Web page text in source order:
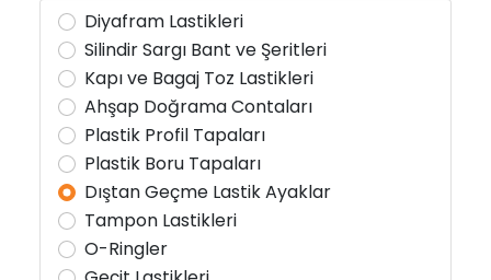
Diyafram Lastikleri
Silindir Sargı Bant ve Şeritleri
Kapı ve Bagaj Toz Lastikleri
Ahşap Doğrama Contaları
Plastik Profil Tapaları
Plastik Boru Tapaları
Dıştan Geçme Lastik Ayaklar
Tampon Lastikleri
O-Ringler